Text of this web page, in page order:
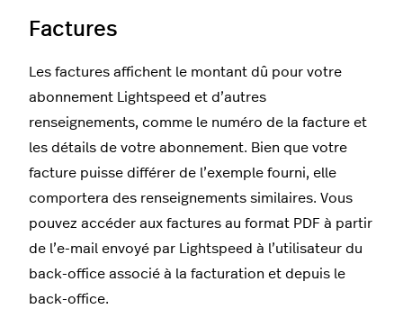
Factures
Les factures affichent le montant dû pour votre
abonnement Lightspeed et d’autres
renseignements, comme le numéro de la facture et
les détails de votre abonnement. Bien que votre
facture puisse différer de l’exemple fourni, elle
comportera des renseignements similaires. Vous
pouvez accéder aux factures au format PDF à partir
de l’e-mail envoyé par Lightspeed à l’utilisateur du
back-office associé à la facturation et depuis le
back-office.